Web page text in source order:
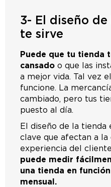
3- El diseño
te sirve
Puede que tu tienda
cansado o que las
a mejor vida. Tal vez
funcione. La
cambiado, pero tus
puesto al día.
El diseño de la tienda
clave que afectan a la
experiencia del
puede medir
una tienda en
mensual.